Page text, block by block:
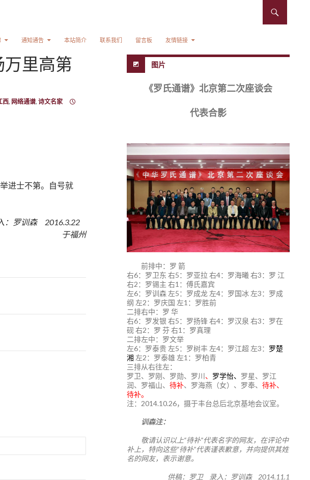
通知通告 本站简介 联系我们 留言板 友情链接
万里高第
西, 网络通谱, 诗文名家
进士不第。自号就
：罗训森 2016.3.22
于福州
图片
《罗氏通谱》北京第二次座谈会
代表合影
前排中：罗 箭
右6：罗卫东 右5：罗亚拉 右4：罗海曦 右3：罗 江
右2：罗锡主 右1：傅氏嘉宾
左6：罗训森 左5：罗成龙 左4：罗国冰 左3：罗成
纲 左2：罗庆国 左1：罗胜前
二排右中：罗 华
右6：罗发银 右5：罗扬锋 右4：罗汉泉 右3：罗在
砚 右2：罗 芬 右1：罗真理
二排左中：罗文举
左6：罗泰贵 左5：罗树丰 左4：罗江超 左3： 罗楚
湘 左2：罗泰雄 左1：罗柏青
三排从右往左：
罗卫、罗刚、罗勋、罗川、 罗学怡、 罗星、罗江
润、罗福山、 待补、罗海燕（女）、罗奉、 待补、
待补。
注：2014.10.26，摄于丰台总后北京基地会议室。
训森注：
敬请认识以上“待补”代表名字的网友，在评论中
补上，特向这些“待补”代表谨表歉意，并向提供其姓
名的网友，表示谢意。
供稿：罗卫 录入：罗训森 2014.11.1